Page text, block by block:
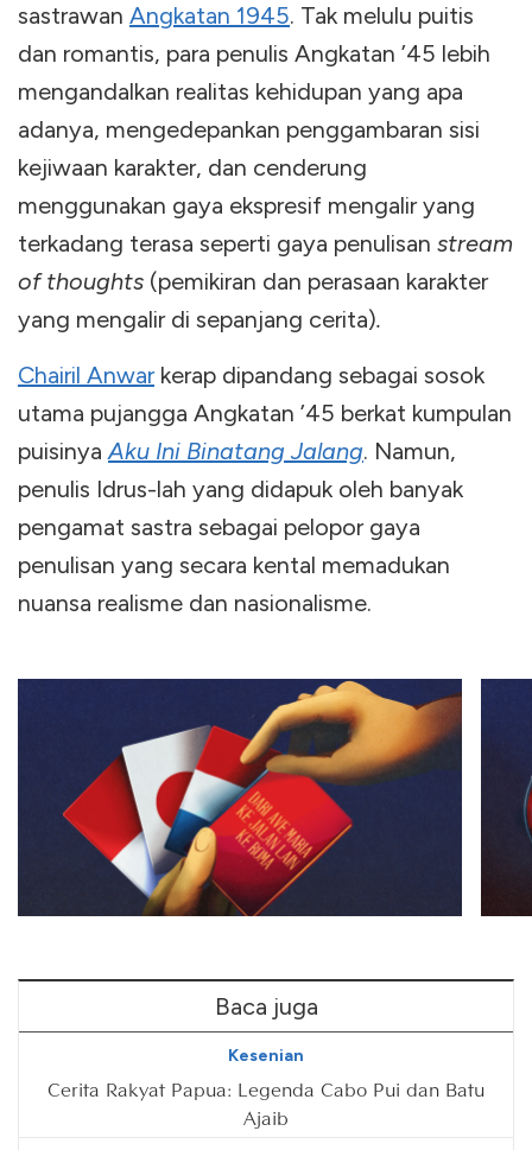
sastrawan Angkatan 1945. Tak melulu puitis
dan romantis, para penulis Angkatan ’45 lebih
mengandalkan realitas kehidupan yang apa
adanya, mengedepankan penggambaran sisi
kejiwaan karakter, dan cenderung
menggunakan gaya ekspresif mengalir yang
terkadang terasa seperti gaya penulisan stream
of thoughts (pemikiran dan perasaan karakter
yang mengalir di sepanjang cerita).
Chairil Anwarkerap dipandang sebagai sosok
utama pujangga Angkatan ’45 berkat kumpulan
puisinyaAku Ini Binatang Jalang. Namun,
penulis Idrus-lah yang didapuk oleh banyak
pengamat sastra sebagai pelopor gaya
penulisan yang secara kental memadukan
nuansa realisme dan nasionalisme.
Baca juga
Kesenian
Cerita Rakyat Papua: Legenda Cabo Pui dan Batu
Ajaib